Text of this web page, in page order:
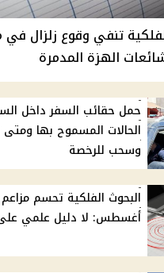
تنفي وقوع زلزال في
الهزة المدمرة
حمل حقائب السفر داخل
الحالات المسموح بها
وسحب للرخصة
أغسطس: لا دليل علمي على